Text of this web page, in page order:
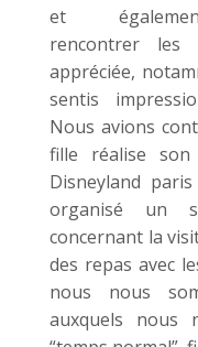
et
rencontrer les
appréciée,
sentis
Nous avions
fille réalise
Disneyland
organisé un
concernant la
des repas avec
nous nous
auxquels nous